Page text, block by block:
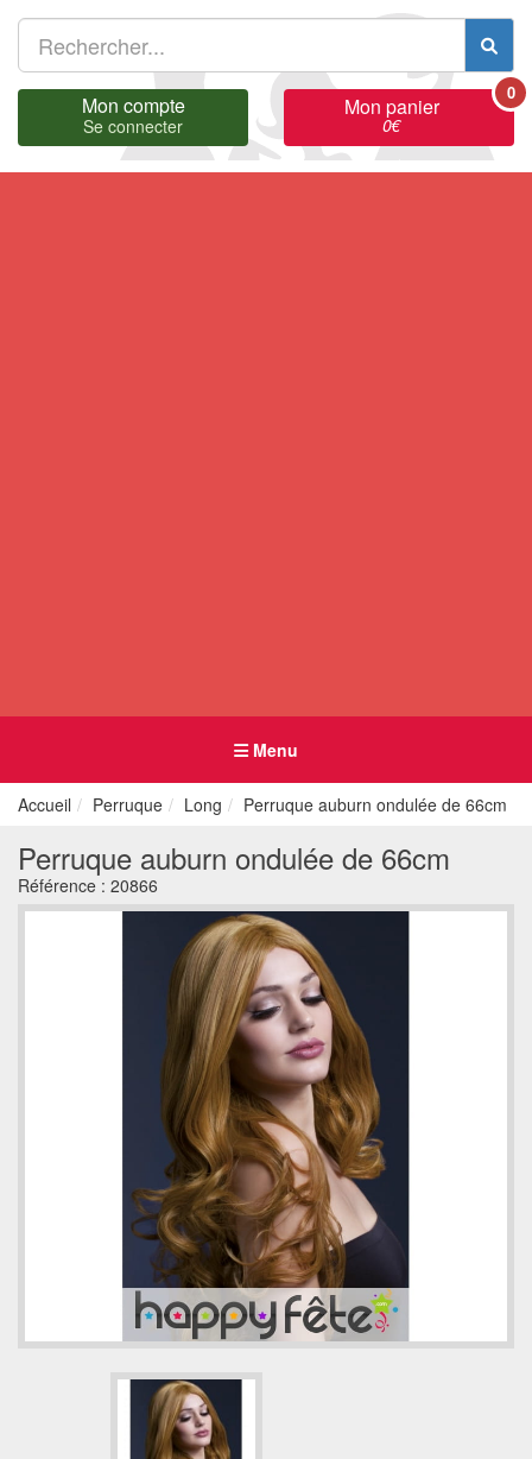
Mon compte
Se connecter
Mon panier
0€
0
Menu
Accueil Perruque Long Perruque auburn ondulée de 66cm
Perruque auburn ondulée de 66cm
Référence : 20866